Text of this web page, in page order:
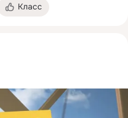
Класс